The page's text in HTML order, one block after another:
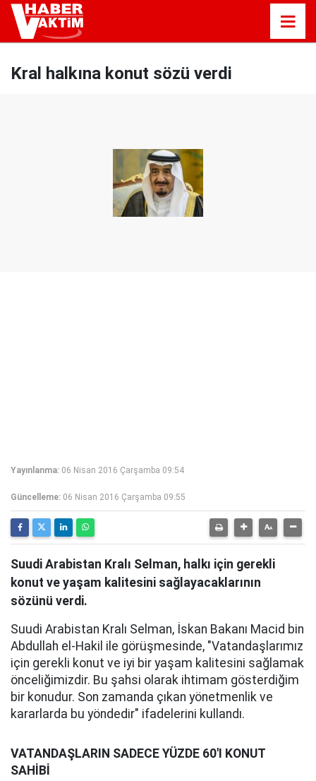
Kral halkına konut sözü verdi
Yayınlanma: 06 Nisan 2016 Çarşamba 09:54
Güncelleme: 06 Nisan 2016 Çarşamba 09:55
Suudi Arabistan Kralı Selman, halkı için gerekli
konut ve yaşam kalitesini sağlayacaklarının
sözünü verdi.
Suudi Arabistan Kralı Selman, İskan Bakanı Macid bin
Abdullah el-Hakil ile görüşmesinde, "Vatandaşlarımız
için gerekli konut ve iyi bir yaşam kalitesini sağlamak
önceliğimizdir. Bu şahsi olarak ihtimam gösterdiğim
bir konudur. Son zamanda çıkan yönetmenlik ve
kararlarda bu yöndedir" ifadelerini kullandı.
VATANDAŞLARIN SADECE YÜZDE 60'I KONUT
SAHİBİ